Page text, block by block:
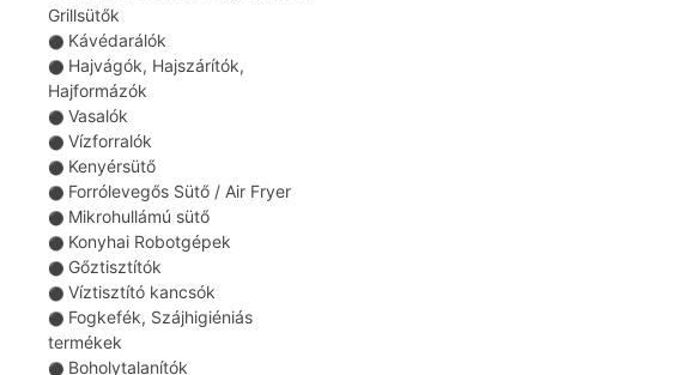
Grillsütők
⚫ Kávédarálók
⚫ Hajvágók, Hajszárítók,
Hajformázók
⚫ Vasalók
⚫ Vízforralók
⚫ Kenyérsütő
⚫ Forrólevegős Sütő / Air Fryer
⚫ Mikrohullámú sütő
⚫ Konyhai Robotgépek
⚫ Gőztisztítók
⚫ Víztisztító kancsók
⚫ Fogkefék, Szájhigiéniás
termékek
⚫ Boholytalanítók